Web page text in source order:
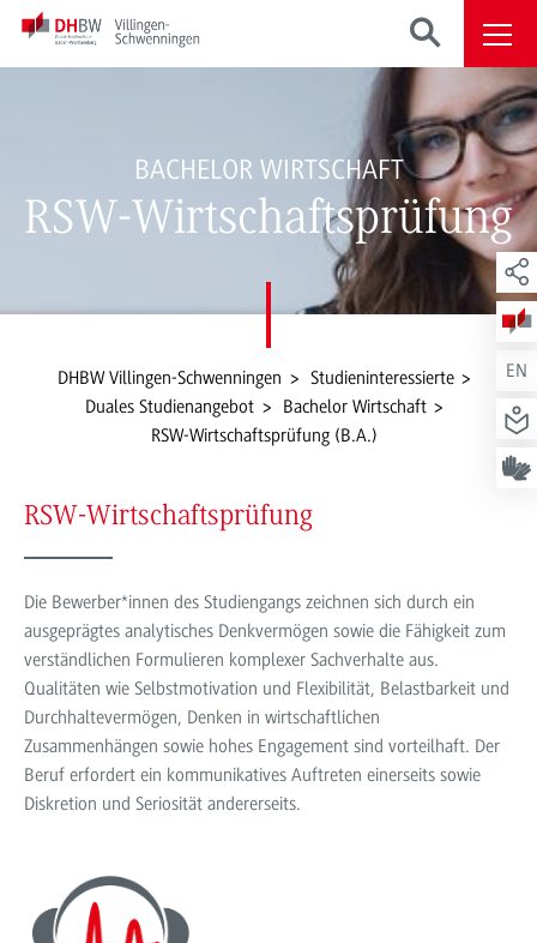
BACHELOR WIRTSCHAFT
RSW-Wirtschaftsprüfung
EN
DHBW Villingen-Schwenningen
Studieninteressierte
Duales Studienangebot
Bachelor Wirtschaft
RSW-Wirtschaftsprüfung (B.A.)
RSW-Wirtschaftsprüfung
Die Bewerber*innen des Studiengangs zeichnen sich durch ein
ausgeprägtes analytisches Denkvermögen sowie die Fähigkeit zum
verständlichen Formulieren komplexer Sachverhalte aus.
Qualitäten wie Selbstmotivation und Flexibilität, Belastbarkeit und
Durchhaltevermögen, Denken in wirtschaftlichen
Zusammenhängen sowie hohes Engagement sind vorteilhaft. Der
Beruf erfordert ein kommunikatives Auftreten einerseits sowie
Diskretion und Seriosität andererseits.